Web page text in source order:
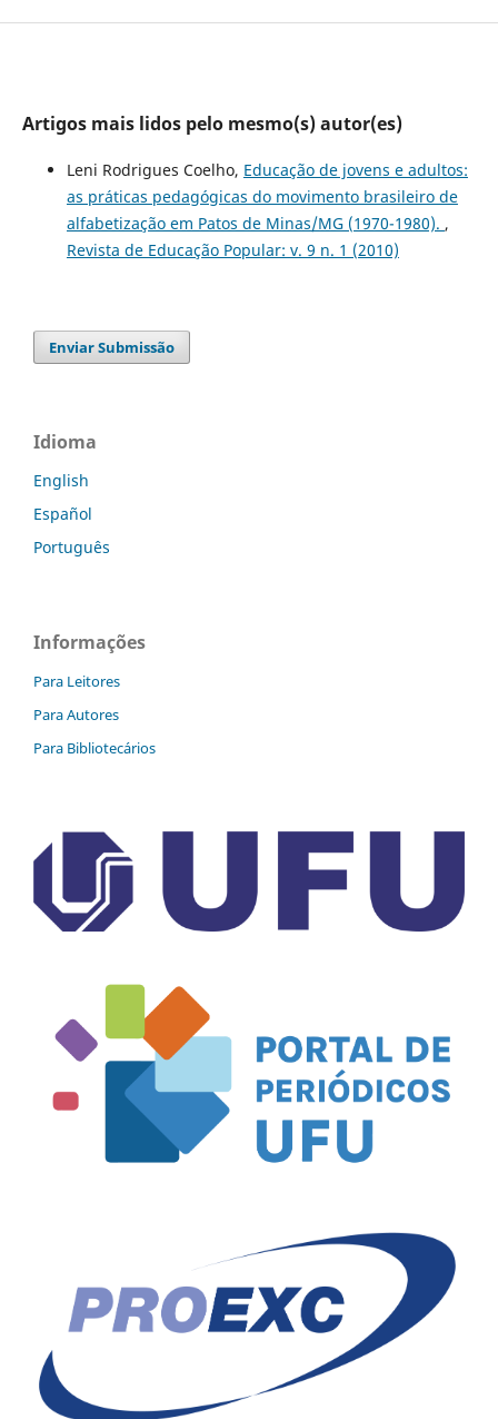
Artigos mais lidos pelo mesmo(s) autor(es)
Leni Rodrigues Coelho, Educação de jovens e adultos:
as práticas pedagógicas do movimento brasileiro de
alfabetização em Patos de Minas/MG (1970-1980). ,
Revista de Educação Popular: v. 9 n. 1 (2010)
Enviar Submissão
Idioma
English
Español
Português
Informações
Para Leitores
Para Autores
Para Bibliotecários